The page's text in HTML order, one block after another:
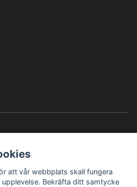
Facebook YouTube
att vår webbplats skall fungera
Bekräfta ditt samtycke